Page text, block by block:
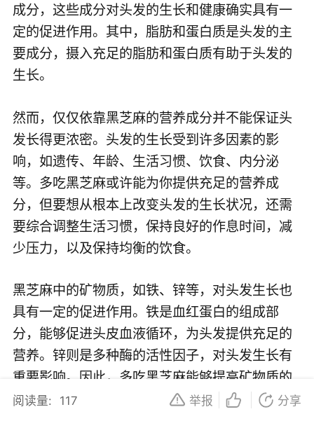
成分，这些成分对头发的生长和健康确实具有一
定的促进作用。其中，脂肪和蛋白质是头发的主
要成分，摄入充足的脂肪和蛋白质有助于头发的
生长。
然而，仅仅依靠黑芝麻的营养成分并不能保证头
发长得更浓密。头发的生长受到许多因素的影
响，如遗传、年龄、生活习惯、饮食、内分泌
等。多吃黑芝麻或许能为你提供充足的营养成
分，但要想从根本上改变头发的生长状况，还需
要综合调整生活习惯，保持良好的作息时间，减
少压力，以及保持均衡的饮食。
黑芝麻中的矿物质，如铁、锌等，对头发生长也
具有一定的促进作用。铁是血红蛋白的组成部
分，能够促进头皮血液循环，为头发提供充足的
营养。锌则是多种酶的活性因子，对头发生长有
重要影响。因此，多吃黑芝麻能够提高矿物质的
摄入，有助于头发的健康生长。
阅读量: 117 举报 分享